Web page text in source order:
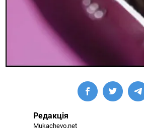
Редакція
Mukachevo.net